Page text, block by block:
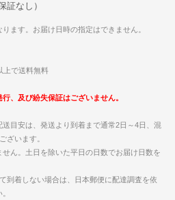
証なし）
ます。お届け日時の指定はできません。
で送料無料
、及び紛失保証はございません。
目安は、発送より到着まで通常2日～4日、混
ざいます。
ん。土日を除いた平日の日数でお届け日数を
到着しない場合は、日本郵便に配達調査を依